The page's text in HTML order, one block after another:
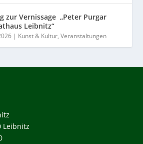
zur Vernissage „Peter Purgar
Leibnitz“
| Kunst & Kultur,Veranstaltungen
Leibnitz